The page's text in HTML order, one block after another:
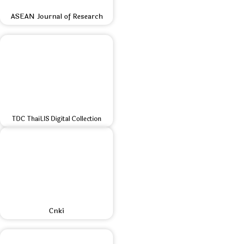
ASEAN Journal of Research
TDC ThaiLIS Digital Collection
Cnki